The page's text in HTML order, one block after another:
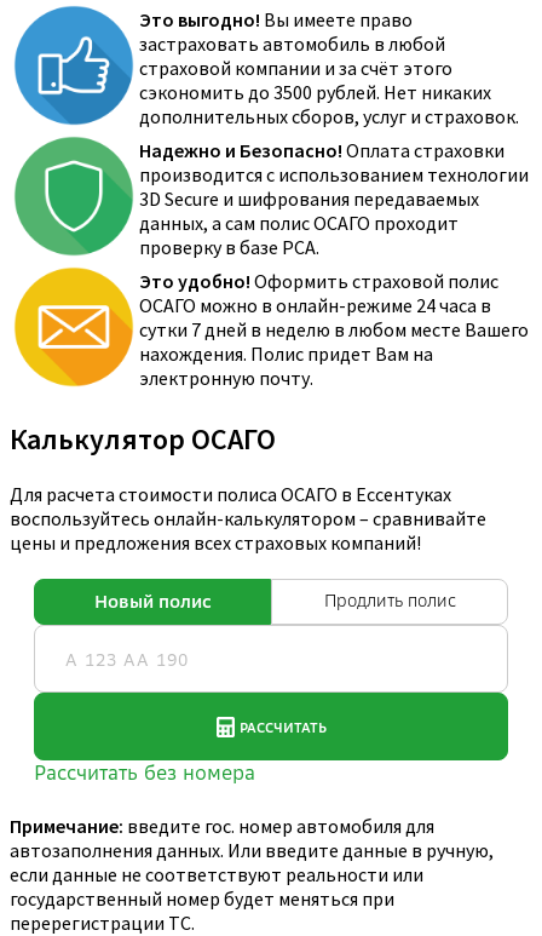
Это выгодно! Вы имеете право
застраховать автомобиль в любой
страховой компании и за счёт этого
сэкономить до 3500 рублей. Нет никаких
дополнительных сборов, услуг и страховок.
Надежно и Безопасно! Оплата страховки
производится с использованием технологии
3D Secure и шифрования передаваемых
данных, а сам полис ОСАГО проходит
проверку в базе РСА.
Это удобно! Оформить страховой полис
ОСАГО можно в онлайн-режиме 24 часа в
сутки 7 дней в неделю в любом месте Вашего
нахождения. Полис придет Вам на
электронную почту.
Калькулятор ОСАГО
Для расчета стоимости полиса ОСАГО в Ессентуках
воспользуйтесь онлайн-калькулятором – сравнивайте
цены и предложения всех страховых компаний!
Примечание: введите гос. номер автомобиля для
автозаполнения данных. Или введите данные в ручную,
если данные не соответствуют реальности или
государственный номер будет меняться при
перерегистрации ТС.